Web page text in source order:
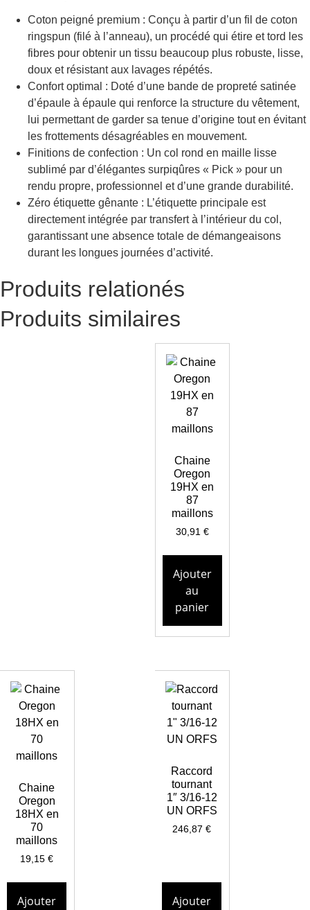
Coton peigné premium : Conçu à partir d’un fil de coton
ringspun (filé à l’anneau), un procédé qui étire et tord les
fibres pour obtenir un tissu beaucoup plus robuste, lisse,
doux et résistant aux lavages répétés.
Confort optimal : Doté d’une bande de propreté satinée
d’épaule à épaule qui renforce la structure du vêtement,
lui permettant de garder sa tenue d’origine tout en évitant
les frottements désagréables en mouvement.
Finitions de confection : Un col rond en maille lisse
sublimé par d’élégantes surpiqûres « Pick » pour un
rendu propre, professionnel et d’une grande durabilité.
Zéro étiquette gênante : L’étiquette principale est
directement intégrée par transfert à l’intérieur du col,
garantissant une absence totale de démangeaisons
durant les longues journées d’activité.
Produits relationés
Produits similaires
Chaine
Oregon
19HX en
87
maillons
30,91 €
Ajouter
au
panier
Chaine
Oregon
18HX en
70
maillons
19,15€
Ajouter
Raccord
tournant
1″ 3/16-12
UN ORFS
246,87€
Ajouter